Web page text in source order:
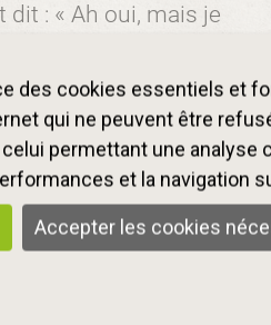
des cookies essentiels et
qui ne peuvent être
permettant une analyse
et la navigation
Accepter les cookies
: « Ah oui, mais je
Les professionnels
vue mais il est encore
Dans le
de la petite
du bébé. Pour certains,
nous surprendre fait
croyances, notamment sur